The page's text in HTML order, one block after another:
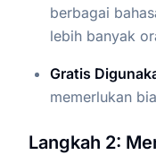
berbagai
lebih banyak
Gratis
memerlukan
Langkah 2: